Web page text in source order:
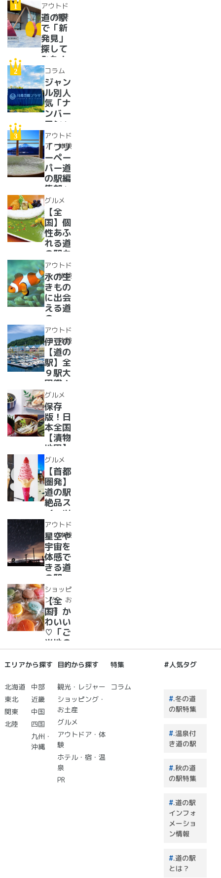
アウトド
ア・体験
道の駅
で「新
発見」
探して
みた！
イベン
トに巨
大グル
メ、ご
当地ス
イーツ
まで
【2024
年最新
情報】
コラム
ジャン
ル別人
気「ナ
ンバー
ワン」
道の駅
紹介。
フリー
ペーパ
ー道の
駅読者
が選ん
だ道の
駅ラン
キング
【最
新】
アウトド
ア・体験
「フリ
ーペー
パー道
の駅編
集部」
イチオ
シ！お
風呂の
ある道
の駅
16
選！あ
った
か、湯
ったり
道の駅
グルメ
【全
国】個
性あふ
れる道
の駅カ
レー大
集合！
道の駅
で食べ
られる
人気ダ
ムカレ
ー28
選
アウトド
ア・体験
水の生
きもの
に出会
える道
の
駅??〜
水族館
がある
道の駅
１０
選〜
【全
国】
アウトド
ア・体験
伊豆の
【道の
駅】全
９駅大
図鑑！
2022
年最新
グル
メ・お
土産を
まとめ
てご紹
介！＋
愛犬の
駅
グルメ
保存
版！日
本全国
【漬物
地図】
付き！
道の駅
で「ご
当地お
漬物」
めぐり
グルメ
【首都
圏発】
道の駅
絶品ス
イーツ
37
選！人
気のソ
フトク
リー
ム・ジ
ェラー
ト大集
合！
アウトド
ア・体験
星空や
宇宙を
体感で
きる道
の駅
道の駅
で夜空
に癒さ
れ/星
に願い
☆彡
ショッピ
ング・お
土産
【全
国】か
わいい
♡「ご
当地の
お土
産」が
道の駅
２０
選 道
の駅で
買うも
のはこ
れで決
まり！
エリアから探す
北海道
東北
関東
北陸
中部
近畿
中国
四国
九州・
沖縄
目的から探す
観光・レジャー
ショッピング・
お土産
グルメ
アウトドア・体
験
ホテル・宿・温
泉
PR
特集
コラム
#人気タグ
.冬の道
の駅特集
.温泉付
き道の駅
.秋の道
の駅特集
.道の駅
インフォ
メーショ
ン情報
.道の駅
とは？